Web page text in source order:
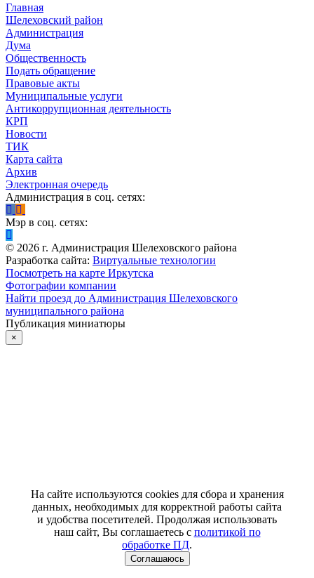
Главная
Шелеховский район
Администрация
Дума
Общественность
Подать обращение
Правовые акты
Муниципальные услуги
Антикоррупционная деятельность
КРП
Новости
ТИК
Карта сайта
Архив
Электронная очередь
Администрация в соц. сетях:
Мэр в соц. сетях:
© 2026 г. Администрация Шелеховского района
Разработка сайта: Виртуальные технологии
Посмотреть на карте Иркутска
Фотографии компании
Найти проезд до Администрация Шелеховского
муниципального района
Публикация миниатюры
×
На сайте используются cookies для сбора и хранения
данных, необходимых для корректной работы сайта
и удобства посетителей. Продолжая использовать
наш сайт, Вы соглашаетесь с политикой по
обработке ПД.
Соглашаюсь